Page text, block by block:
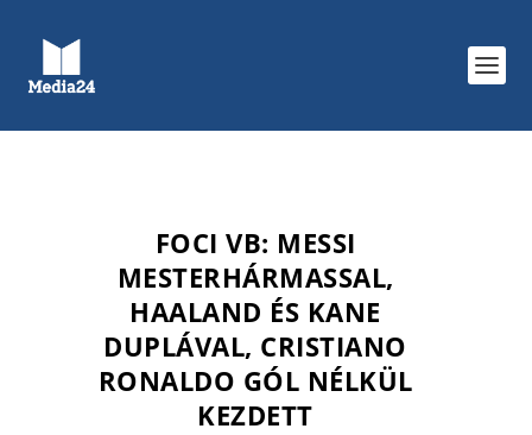
FOCI VB: MESSI
MESTERHÁRMASSAL,
HAALAND ÉS KANE
DUPLÁVAL, CRISTIANO
RONALDO GÓL NÉLKÜL
KEZDETT